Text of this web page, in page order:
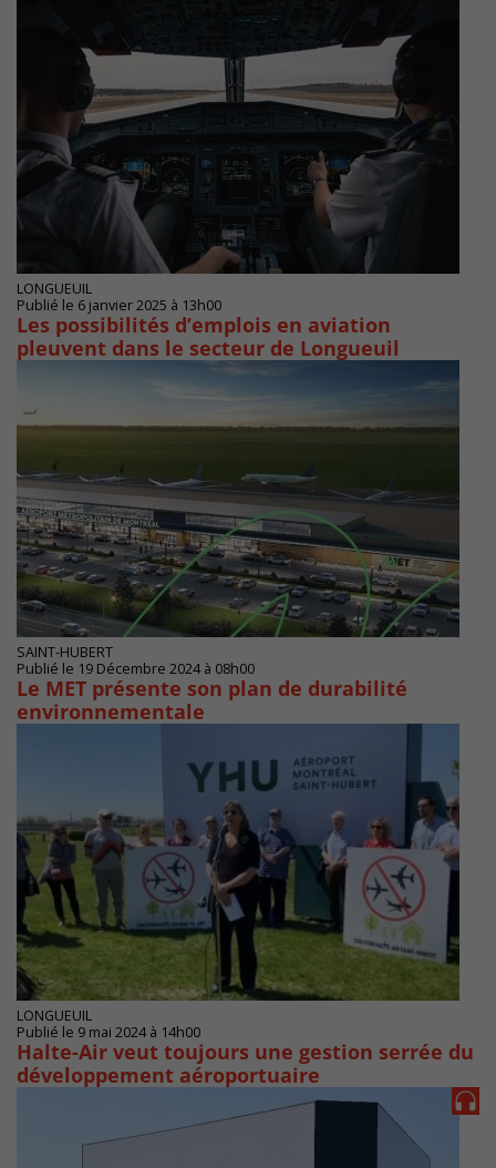
LONGUEUIL
Publié le 6 janvier 2025 à 13h00
Les possibilités d’emplois en aviation
pleuvent dans le secteur de Longueuil
SAINT-HUBERT
Publié le 19 Décembre 2024 à 08h00
Le MET présente son plan de durabilité
environnementale
LONGUEUIL
Publié le 9 mai 2024 à 14h00
Halte-Air veut toujours une gestion serrée du
développement aéroportuaire